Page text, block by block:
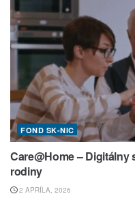
FOND SK-NIC
Care@Home –
rodiny
2 APRÍLA, 2026